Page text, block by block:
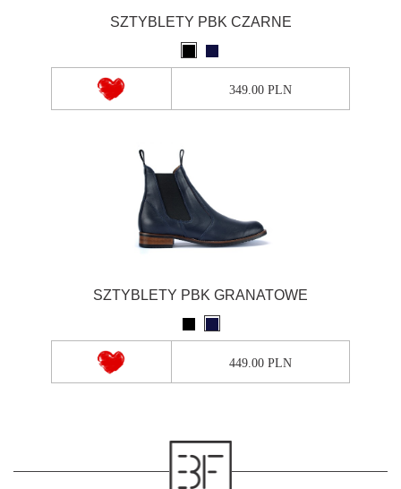
SZTYBLETY PBK CZARNE
349.00 PLN
SZTYBLETY PBK GRANATOWE
449.00 PLN